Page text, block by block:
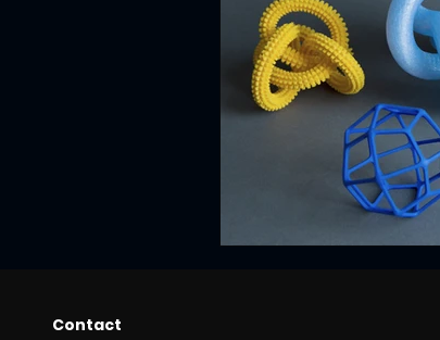
Contact